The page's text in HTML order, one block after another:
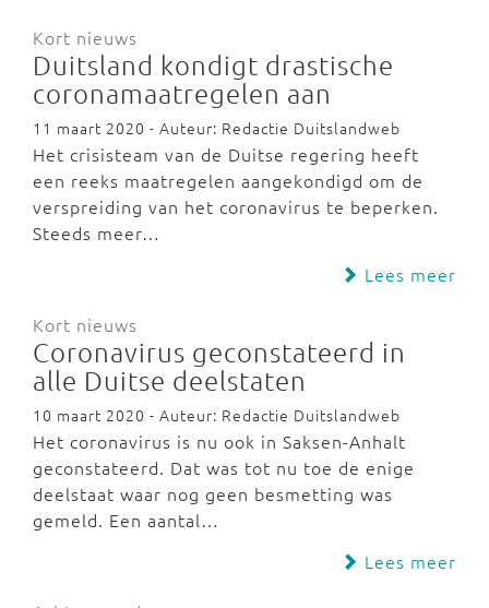
Kort nieuws
Duitsland kondigt drastische
coronamaatregelen aan
11 maart 2020 - Auteur: Redactie Duitslandweb
Het crisisteam van de Duitse regering heeft
een reeks maatregelen aangekondigd om de
verspreiding van het coronavirus te beperken.
Steeds meer…
Lees meer
Kort nieuws
Coronavirus geconstateerd in
alle Duitse deelstaten
10 maart 2020 - Auteur: Redactie Duitslandweb
Het coronavirus is nu ook in Saksen-Anhalt
geconstateerd. Dat was tot nu toe de enige
deelstaat waar nog geen besmetting was
gemeld. Een aantal…
Lees meer